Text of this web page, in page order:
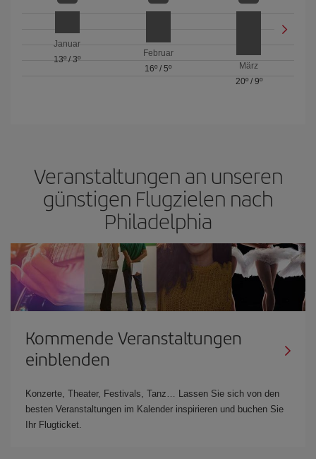
Januar
13º /3º
Februar
16º / 5º
März
20º/ 9º
Veranstaltungen an unseren
günstigen Flugzielen nach
Philadelphia
Kommende Veranstaltungen
einblenden
Konzerte, Theater, Festivals, Tanz… Lassen Sie sich von den
besten Veranstaltungen im Kalender inspirieren und buchen Sie
Ihr Flugticket.